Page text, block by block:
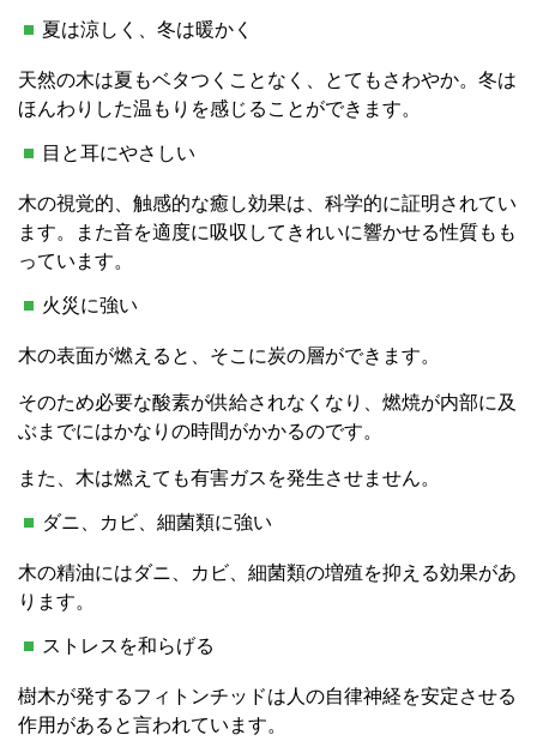
夏は涼しく、冬は暖かく
天然の木は夏もベタつくことなく、とてもさわやか。冬は
ほんわりした温もりを感じることができます。
目と耳にやさしい
木の視覚的、触感的な癒し効果は、科学的に証明されてい
ます。また音を適度に吸収してきれいに響かせる性質もも
っています。
火災に強い
木の表面が燃えると、そこに炭の層ができます。
そのため必要な酸素が供給されなくなり、燃焼が内部に及
ぶまでにはかなりの時間がかかるのです。
また、木は燃えても有害ガスを発生させません。
ダニ、カビ、細菌類に強い
木の精油にはダニ、カビ、細菌類の増殖を抑える効果があ
ります。
ストレスを和らげる
樹木が発するフィトンチッドは人の自律神経を安定させる
作用があると言われています。